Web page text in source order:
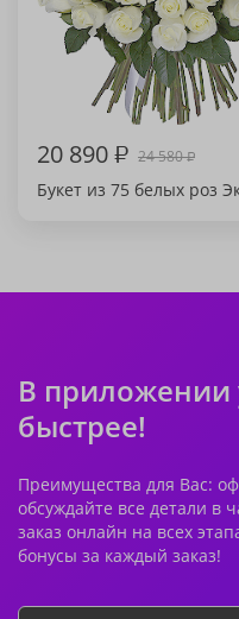
20 890₽ 24 580₽
Букет из 75 белых роз
В приложении
быстрее!
Преимущества для Вас:
обсуждайте все детали в
заказ онлайн на всех
бонусы за каждый заказ!